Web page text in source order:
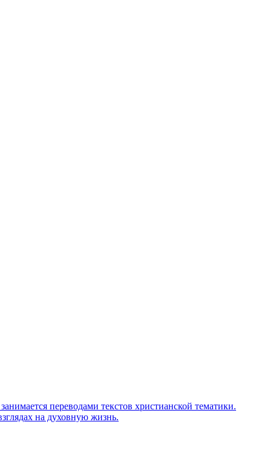
переводами текстов христианской тематики.
на духовную жизнь.